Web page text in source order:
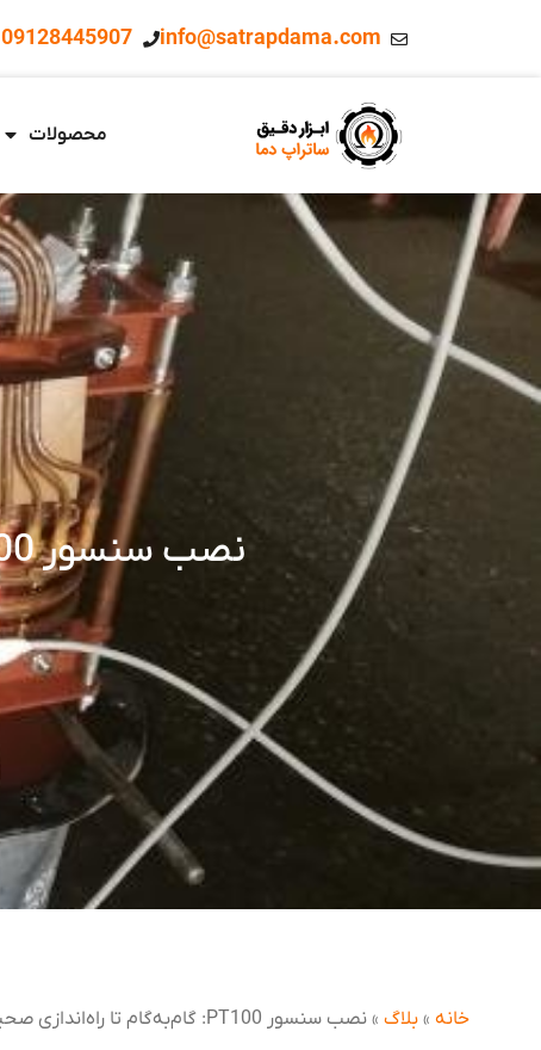
info@satrapdama.com
09128445907
محصولات
نصب سنسور PT100: گام‌به‌گام تا راه‌اندازی صحیح
خانه » بلاگ » نصب سنسور PT100: گام‌به‌گام تا راه‌اندازی صحیح